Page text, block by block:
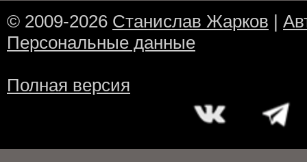
© 2009-2026 Станислав Жарков |
Персональные данные
Полная версия